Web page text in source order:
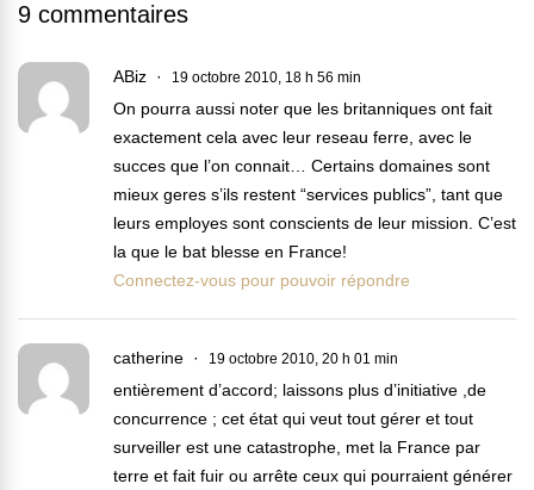
9 commentaires
ABiz 19 octobre 2010, 18 h 56 min
On pourra aussi noter que les britanniques ont fait
exactement cela avec leur reseau ferre, avec le
succes que l’on connait… Certains domaines sont
mieux geres s’ils restent “services publics”, tant que
leurs employes sont conscients de leur mission. C’est
la que le bat blesse en France!
Connectez-vous pour pouvoir répondre
catherine 19 octobre 2010, 20 h 01 min
entièrement d’accord; laissons plus d’initiative ,de
concurrence ; cet état qui veut tout gérer et tout
surveiller est une catastrophe, met la France par
terre et fait fuir ou arrête ceux qui pourraient générer